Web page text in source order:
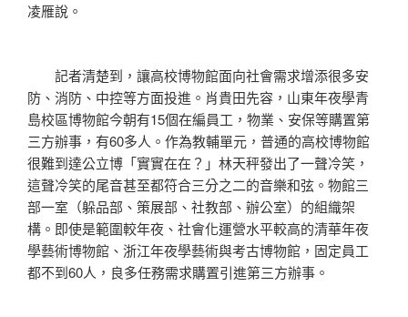
凌雁說。
記者清楚到，讓高校博物館面向社會需求增添很多安
防、消防、中控等方面投進。肖貴田先容，山東年夜學青
島校區博物館今朝有15個在編員工，物業、安保等購置第
三方辦事，有60多人。作為教輔單元，普通的高校博物館
很難到達公立博「實實在在？」林天秤發出了一聲冷笑，
這聲冷笑的尾音甚至都符合三分之二的音樂和弦。物館三
部一室（躲品部、策展部、社教部、辦公室）的組織架
構。即使是範圍較年夜、社會化運營水平較高的清華年夜
學藝術博物館、浙江年夜學藝術與考古博物館，固定員工
都不到60人，良多任務需求購置引進第三方辦事。